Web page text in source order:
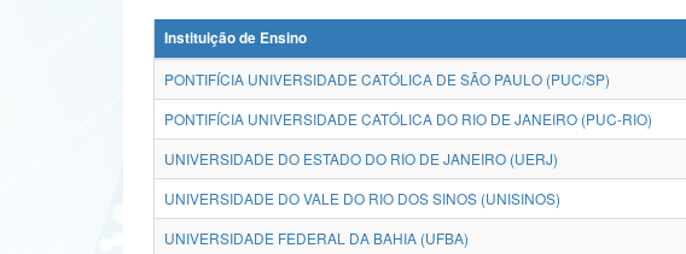
Instituição de Ensino
PONTIFÍCIA UNIVERSIDADE CATÓLICA DE SÃO PAULO (PUC/SP)
PONTIFÍCIA UNIVERSIDADE CATÓLICA DO RIO DE JANEIRO (PUC-RIO)
UNIVERSIDADE DO ESTADO DO RIO DE JANEIRO (UERJ)
UNIVERSIDADE DO VALE DO RIO DOS SINOS (UNISINOS)
UNIVERSIDADE FEDERAL DA BAHIA (UFBA)